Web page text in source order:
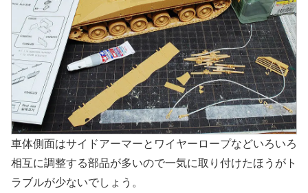
車体側面はサイドアーマーとワイヤーロープなどいろいろ
相互に調整する部品が多いので一気に取り付けたほうがト
ラブルが少ないでしょう。